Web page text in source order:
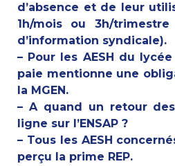
d’absence et de leur
1h/mois ou 3h/
d’information syndicale).
– Pour les AESH du
paie mentionne une
la MGEN.
– A quand un retour
ligne sur l’ENSAP ?
– Tous les AESH
perçu la prime REP.